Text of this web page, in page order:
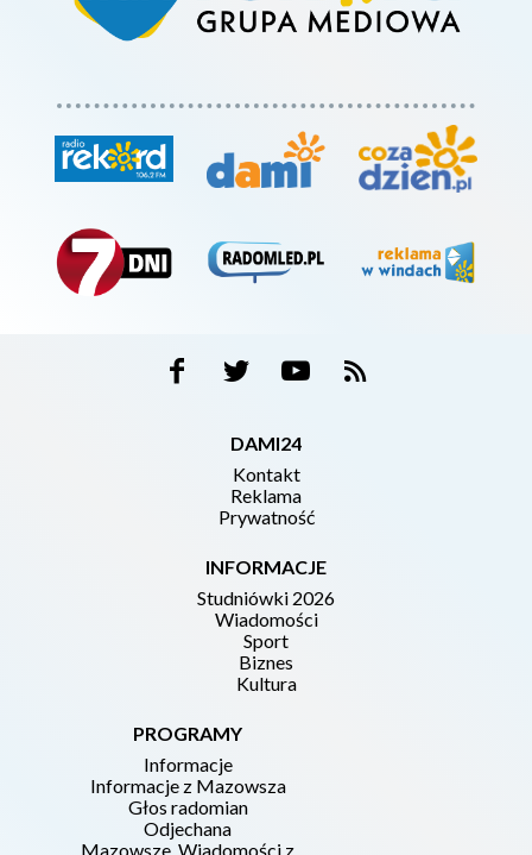
DAMI24
Kontakt
Reklama
Prywatność
INFORMACJE
Studniówki 2026
Wiadomości
Sport
Biznes
Kultura
PROGRAMY
Informacje
Informacje z Mazowsza
Głos radomian
Odjechana
Mazowsze. Wiadomości z